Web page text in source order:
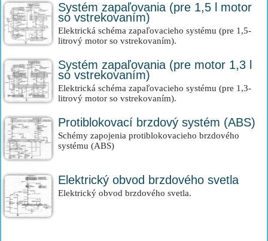
Systém zapaľovania (pre 1,5 l motor
so vstrekovaním)
Elektrická schéma zapaľovacieho systému (pre 1,5-
litrový motor so vstrekovaním).
Systém zapaľovania (pre motor 1,3 l
so vstrekovaním)
Elektrická schéma zapaľovacieho systému (pre 1,3-
litrový motor so vstrekovaním).
Protiblokovací brzdový systém (ABS)
Schémy zapojenia protiblokovacieho brzdového
systému (ABS)
Elektrický obvod brzdového svetla
Elektrický obvod brzdového svetla.